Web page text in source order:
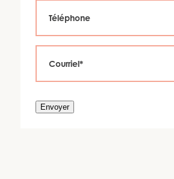
Envoyer